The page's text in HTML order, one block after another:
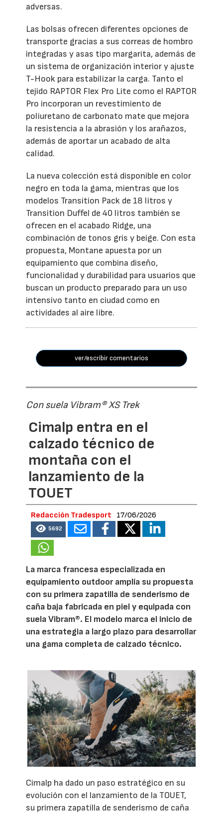
adversas.
Las bolsas ofrecen diferentes opciones de
transporte gracias a sus correas de hombro
integradas y asas tipo margarita, además de
un sistema de organización interior y ajuste
T-Hook para estabilizar la carga. Tanto el
tejido RAPTOR Flex Pro Lite como el RAPTOR
Pro incorporan un revestimiento de
poliuretano de carbonato mate que mejora
la resistencia a la abrasión y los arañazos,
además de aportar un acabado de alta
calidad.
La nueva colección está disponible en color
negro en toda la gama, mientras que los
modelos Transition Pack de 18 litros y
Transition Duffel de 40 litros también se
ofrecen en el acabado Ridge, una
combinación de tonos gris y beige. Con esta
propuesta, Montane apuesta por un
equipamiento que combina diseño,
funcionalidad y durabilidad para usuarios que
buscan un producto preparado para un uso
intensivo tanto en ciudad como en
actividades al aire libre.
ver/escribir comentarios
Con suela Vibram® XS Trek
Cimalp entra en el
calzado técnico de
montaña con el
lanzamiento de la
TOUET
Redacción Tradesport 17/06/2026
5692
La marca francesa especializada en
equipamiento outdoor amplía su propuesta
con su primera zapatilla de senderismo de
caña baja fabricada en piel y equipada con
suela Vibram®. El modelo marca el inicio de
una estrategia a largo plazo para desarrollar
una gama completa de calzado técnico.
Cimalp ha dado un paso estratégico en su
evolución con el lanzamiento de la TOUET,
su primera zapatilla de senderismo de caña